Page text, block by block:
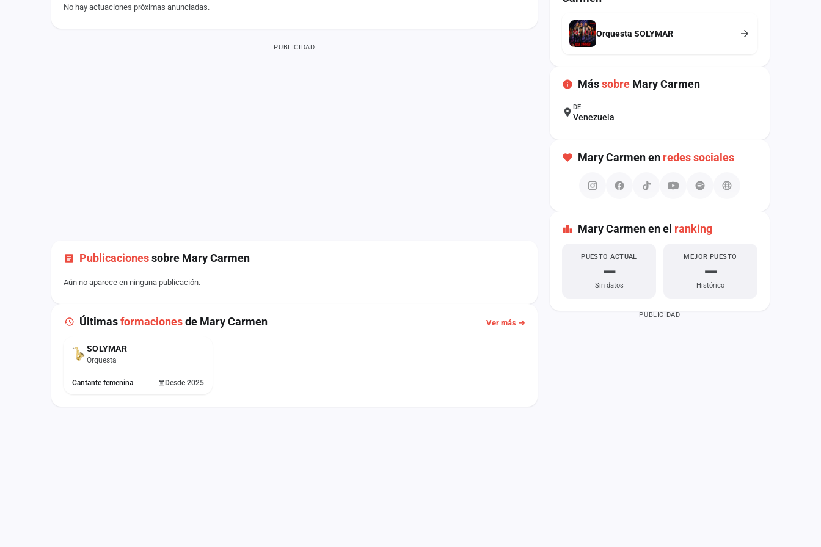
No hay actuaciones próximas anunciadas.
PUBLICIDAD
Publicacionessobre Mary Carmen
Aún no aparece en ninguna publicación.
Últimasformacionesde Mary Carmen Ver más →
ACTUALSOLYMAR
Orquesta
Cantante femenina Desde 2025
Orquesta SOLYMAR
Mássobre Mary Carmen
DE
Venezuela
Mary Carmen en redes sociales
Mary Carmen en el ranking
PUESTO ACTUAL
—
Sin datos
MEJOR PUESTO
—
Histórico
PUBLICIDAD